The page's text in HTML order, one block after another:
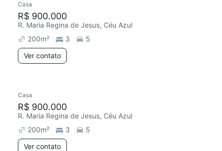
Casa
R$ 900.000
R. Maria Regina de Jesus, Céu Azul
200m² 3
5
Ver contato
Casa
R$ 900.000
R. Maria Regina de Jesus, Céu Azul
200m² 3
5
Ver contato